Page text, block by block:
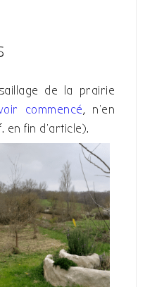
de la prairie
commencé, n’en
en fin d’article).